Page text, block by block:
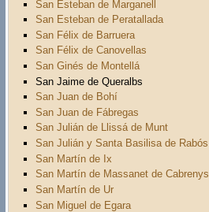
San Esteban de Marganell
San Esteban de Peratallada
San Félix de Barruera
San Félix de Canovellas
San Ginés de Montellá
San Jaime de Queralbs
San Juan de Bohí
San Juan de Fábregas
San Julián de Llissá de Munt
San Julián y Santa Basilisa de Rabós
San Martín de Ix
San Martín de Massanet de Cabrenys
San Martín de Ur
San Miguel de Egara